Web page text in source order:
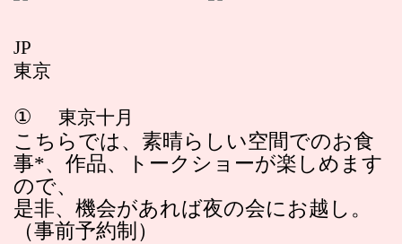
JP
東京
① 東京十月
こちらでは、素晴らしい空間でのお食
事*、作品、トークショーが楽しめます
ので、
是非、機会があれば夜の会にお越し。
（事前予約制）